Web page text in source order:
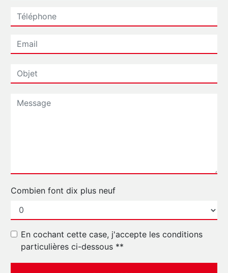
Combien font dix plus neuf
En cochant cette case, j'accepte les conditions
particulières ci-dessous **